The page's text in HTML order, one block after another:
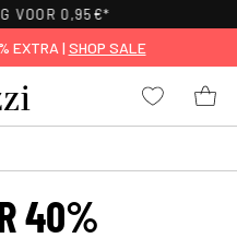
VOOR 0,95€*
EXTRA | SHOP SALE
40%